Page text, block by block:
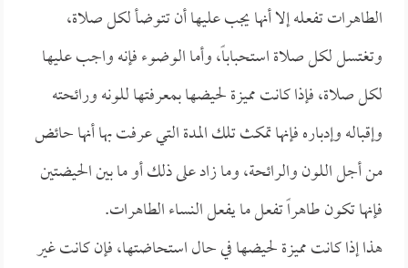
الطاهرات تفعله إلا أنها يجب عليها أن تتوضأ لكل صلاة،
وتغتسل لكل صلاة استحباباً، وأما الوضوء فإنه واجب عليها
لكل صلاة، فإذا كانت مميزة لحيضها بمعرفتها للونه ورائحته
وإقباله وإدباره فإنها تمكث تلك المدة التي عرفت بها أنها حائض
من أجل اللون والرائحة، وما زاد على ذلك أو ما بين الحيضتين
فإنها تكون طاهراً تفعل ما يفعل النساء الطاهرات.
هذا إذا كانت مميزة لحيضها في حال استحاضتها، فإن كانت غير